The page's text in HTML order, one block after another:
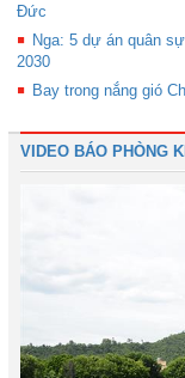
Đức
Nga: 5 dự án quân
2030
Bay trong nắng gió
VIDEO BÁO PHÒNG